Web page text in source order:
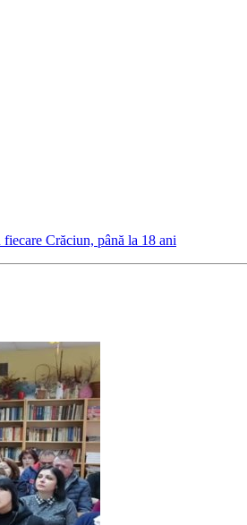
Crăciun, până la 18 ani